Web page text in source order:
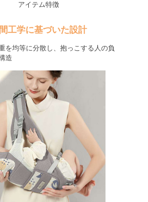
アイテム特徴
工学に基づいた設計
を均等に分散し、抱っこする人の負
造